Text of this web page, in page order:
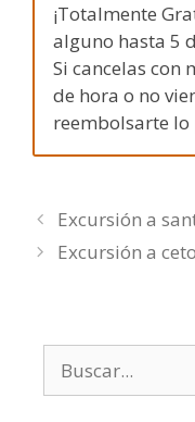
¡Totalmente
alguno hasta 5
Si cancelas con
de hora o no
reembolsarte lo
Excursión a
Excursión a